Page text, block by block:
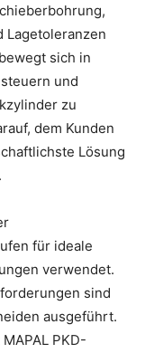
Lagetoleranzen
sich in
und
zu
dem Kunden
Lösung
für ideale
verwendet.
sind
ausgeführt.
PKD-